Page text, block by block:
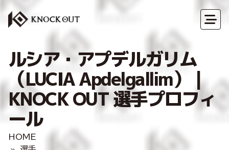
ルシア・アプデルガリム
（LUCIA Apdelgallim）｜
KNOCK OUT 選手プロフィ
ール
HOME